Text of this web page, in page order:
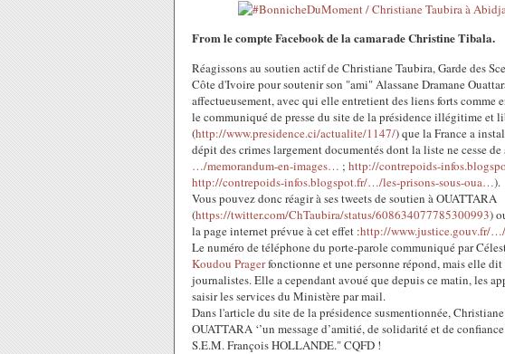
From le compte Facebook de la camarade Christine Tibala.
Réagissons au soutien actif de Christiane Taubira, Garde des
Côte d'Ivoire pour soutenir son "ami" Alassane Dramane
affectueusement, avec qui elle entretient des liens forts comme
le communiqué de presse du site de la présidence illégitime et
(http://www.presidence.ci/actualite/1147/) que la France a
dépit des crimes largement documentés dont la liste ne cesse
…/memorandum-en-images… ; http://contrepoids-
http://contrepoids-infos.blogspot.fr/…/les-prisons-sous-oua…).
Vous pouvez donc réagir à ses tweets de soutien à OUATTARA
(https://twitter.com/ChTaubira/status/608634077785300993)
la page internet prévue à cet effet :http://www.justice.gouv.fr/
Le numéro de téléphone du porte-parole communiqué par
Koudou Pragerfonctionne et une personne répond, mais elle
journalistes. Elle a cependant avoué que depuis ce matin, les
saisir les services du Ministère par mail.
Dans l'article du site de la présidence susmentionnée,
OUATTARA ‘’un message d’amitié, de solidarité et de
S.E.M. François HOLLANDE." CQFD !